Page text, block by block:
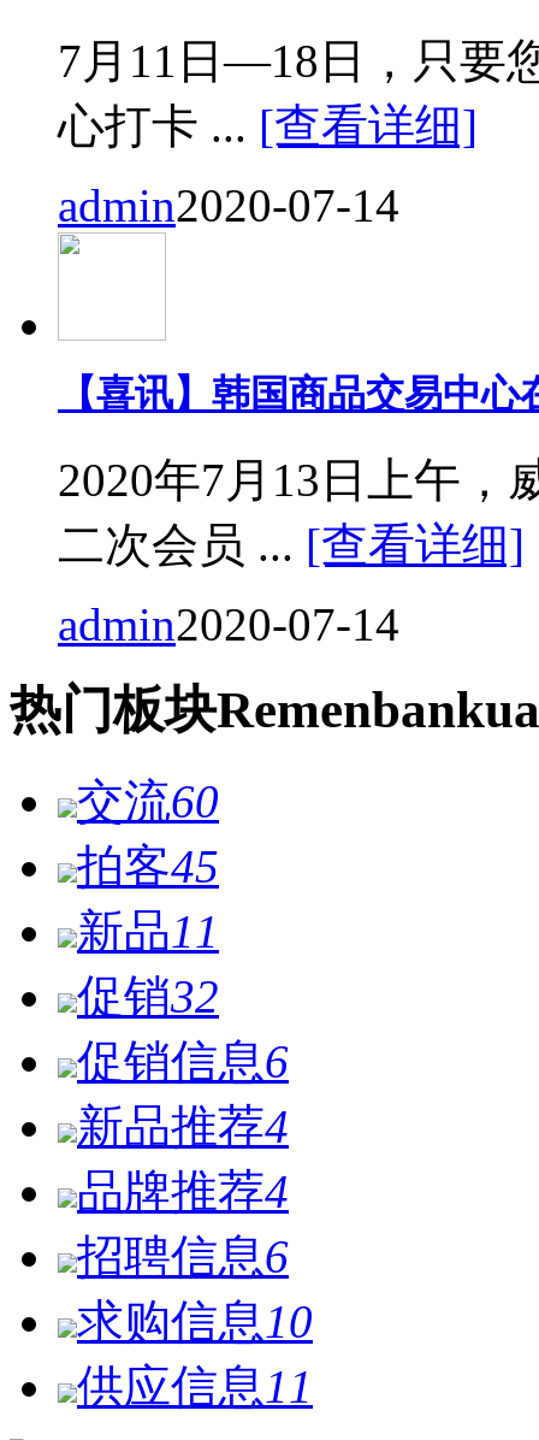
7月11日—18日，只要
心打卡 ... [查看详细]
admin2020-07-14
【喜讯】韩国商品交易中
2020年7月13日上午，
二次会员 ... [查看详细]
admin2020-07-14
热门板块Remen
交流60
拍客45
新品11
促销32
促销信息6
新品推荐4
品牌推荐4
招聘信息6
求购信息 10
供应信息 11